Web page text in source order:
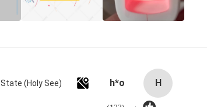
H
h*o